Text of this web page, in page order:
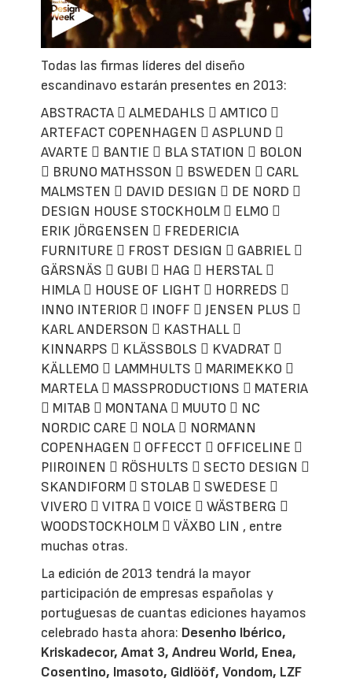
Todas las firmas líderes del diseño
escandinavo estarán presentes en 2013:
ABSTRACTA  ALMEDAHLS  AMTICO 
ARTEFACT COPENHAGEN  ASPLUND 
AVARTE  BANTIE  BLA STATION  BOLON
 BRUNO MATHSSON  BSWEDEN  CARL
MALMSTEN  DAVID DESIGN  DE NORD 
DESIGN HOUSE STOCKHOLM  ELMO 
ERIK JÖRGENSEN  FREDERICIA
FURNITURE  FROST DESIGN  GABRIEL 
GÄRSNÄS  GUBI  HAG  HERSTAL 
HIMLA  HOUSE OF LIGHT  HORREDS 
INNO INTERIOR  INOFF  JENSEN PLUS 
KARL ANDERSON  KASTHALL 
KINNARPS  KLÄSSBOLS  KVADRAT 
KÄLLEMO  LAMMHULTS  MARIMEKKO 
MARTELA  MASSPRODUCTIONS  MATERIA
 MITAB  MONTANA  MUUTO  NC
NORDIC CARE  NOLA  NORMANN
COPENHAGEN  OFFECCT  OFFICELINE 
PIIROINEN  RÖSHULTS  SECTO DESIGN 
SKANDIFORM  STOLAB  SWEDESE 
VIVERO  VITRA  VOICE  WÄSTBERG 
WOODSTOCKHOLM  VÄXBO LIN , entre
muchas otras.
La edición de 2013 tendrá la mayor
participación de empresas españolas y
portuguesas de cuantas ediciones hayamos
celebrado hasta ahora: Desenho Ibérico,
Kriskadecor, Amat 3, Andreu World, Enea,
Cosentino, Imasoto, Gidlööf, Vondom, LZF